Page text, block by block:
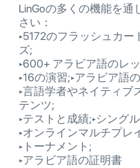
LinGoの多くの機能を
さい：
‣5172のフラッシュカ
ズ;
‣600+ アラビア語のレ
‣16の演習;‣アラビア語
‣言語学者やネイティブ
テンツ;
‣テストと成績;‣シング
‣オンラインマルチプレ
‣トーナメント;
‣アラビア語の証明書